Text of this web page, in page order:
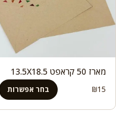
מארז 50 קראפט 13.5X18.5
₪15 בחר אפשרות